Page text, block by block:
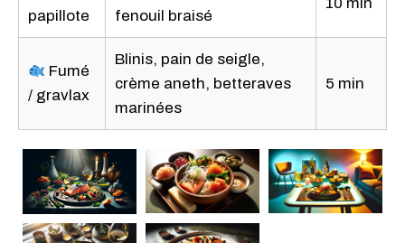
papillote fenouil braisé
Fumé
/ gravlax
Blinis, pain de seigle,
crème aneth, betteraves
marinées
5 min